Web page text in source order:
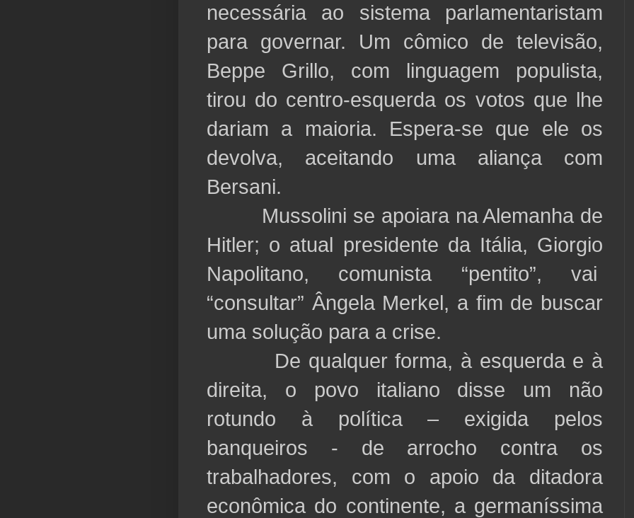
necessária ao sistema parlamentaristam
para governar. Um cômico de televisão,
Beppe Grillo, com linguagem populista,
tirou do centro-esquerda os votos que lhe
dariam a maioria. Espera-se que ele os
devolva, aceitando uma aliança com
Bersani.
Mussolini se apoiara na Alemanha de
Hitler; o atual presidente da Itália, Giorgio
Napolitano, comunista “pentito”, vai
“consultar” Ângela Merkel, a fim de buscar
uma solução para a crise.
De qualquer forma, à esquerda e à
direita, o povo italiano disse um não
rotundo à política – exigida pelos
banqueiros - de arrocho contra os
trabalhadores, com o apoio da ditadora
econômica do continente, a germaníssima